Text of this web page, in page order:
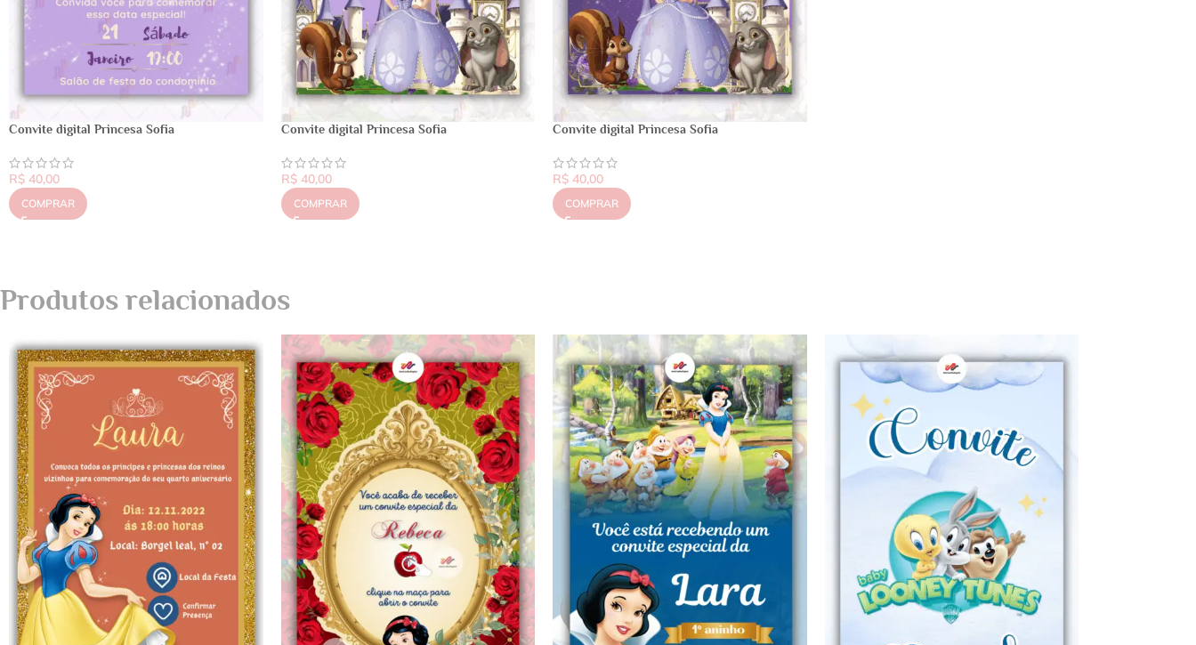
Convite digital Princesa Sofia
R$ 40,00
COMPRAR
Convite digital Princesa Sofia
R$40,00
COMPRAR
Convite digital Princesa Sofia
R$ 40,00
COMPRAR
Produtos relacionados